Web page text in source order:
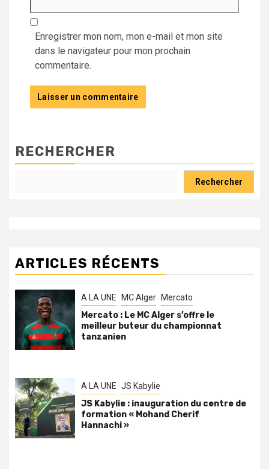
Enregistrer mon nom, mon e-mail et mon site
dans le navigateur pour mon prochain
commentaire.
RECHERCHER
Rechercher
ARTICLES RÉCENTS
A LA UNE MC Alger Mercato
Mercato : Le MC Alger s’offre le
meilleur buteur du championnat
tanzanien
A LA UNE JS Kabylie
JS Kabylie : inauguration du centre de
formation « Mohand Cherif
Hannachi »